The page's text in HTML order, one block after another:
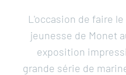
ACCÈS
RAPIDES
L'occasion de faire
jeunesse de Monet
exposition
grande série de